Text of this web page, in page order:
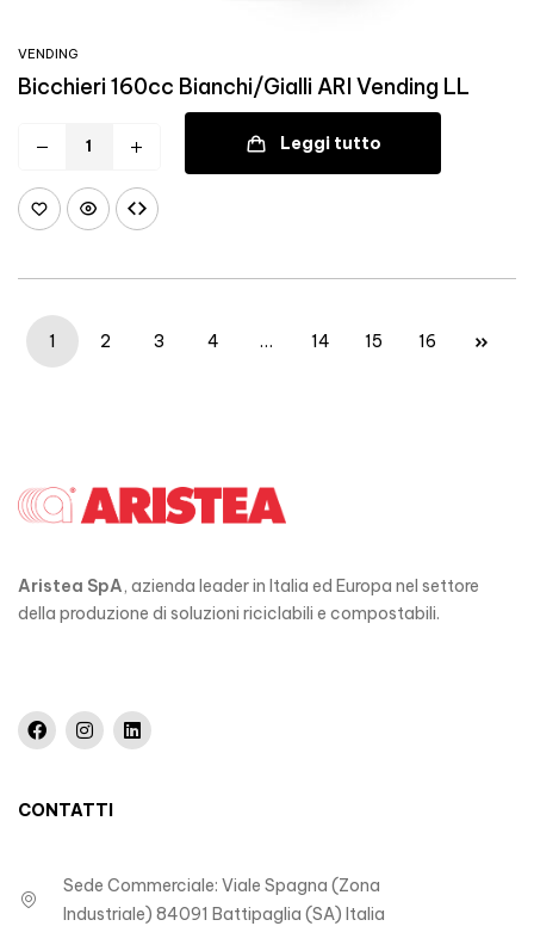
VENDING
Bicchieri 160cc Bianchi/Gialli ARI Vending LL
Leggi tutto
1 2 3 4 … 14 15 16
Aristea SpA, azienda leader in Italia ed Europa nel settore
della produzione di soluzioni riciclabili e compostabili.
CONTATTI
Sede Commerciale: Viale Spagna (Zona
Industriale) 84091 Battipaglia (SA) Italia